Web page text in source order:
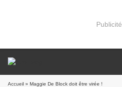
Publicité
Accueil » Maggie De Block doit être virée !